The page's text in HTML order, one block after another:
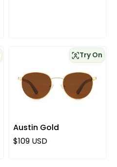
Austin Gold
Try On
Normaali hinta
$109 USD